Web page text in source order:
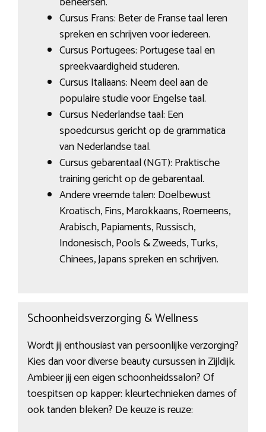
Cursus Frans: Beter de Franse taal leren
spreken en schrijven voor iedereen.
Cursus Portugees: Portugese taal en
spreekvaardigheid studeren.
Cursus Italiaans: Neem deel aan de
populaire studie voor Engelse taal.
Cursus Nederlandse taal: Een
spoedcursus gericht op de grammatica
van Nederlandse taal.
Cursus gebarentaal (NGT): Praktische
training gericht op de gebarentaal.
Andere vreemde talen: Doelbewust
Kroatisch, Fins, Marokkaans, Roemeens,
Arabisch, Papiaments, Russisch,
Indonesisch, Pools & Zweeds, Turks,
Chinees, Japans spreken en schrijven.
Schoonheidsverzorging & Wellness
Wordt jij enthousiast van persoonlijke verzorging?
Kies dan voor diverse beauty cursussen in Zijldijk.
Ambieer jij een eigen schoonheidssalon? Of
toespitsen op kapper: kleurtechnieken dames of
ook tanden bleken? De keuze is reuze: